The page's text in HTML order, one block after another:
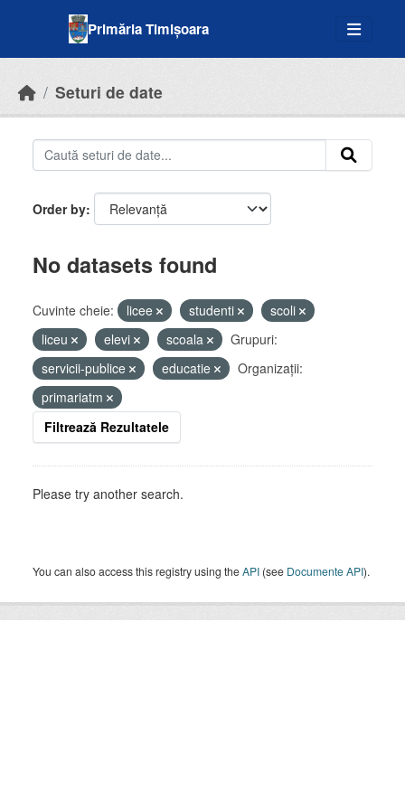
Primăria Timișoara
Seturi de date
Order by
No datasets found
Cuvinte cheie: licee studenti
scoli
liceu
elevi scoala
Grupuri:
servicii-publice
educatie
Organizații:
primariatm
Filtrează Rezultatele
Please try another search.
You can also access this registry using theAPI (see Documente API).